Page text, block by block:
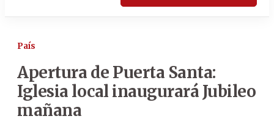
País
Apertura de Puerta Santa:
Iglesia local inaugurará Jubileo
mañana